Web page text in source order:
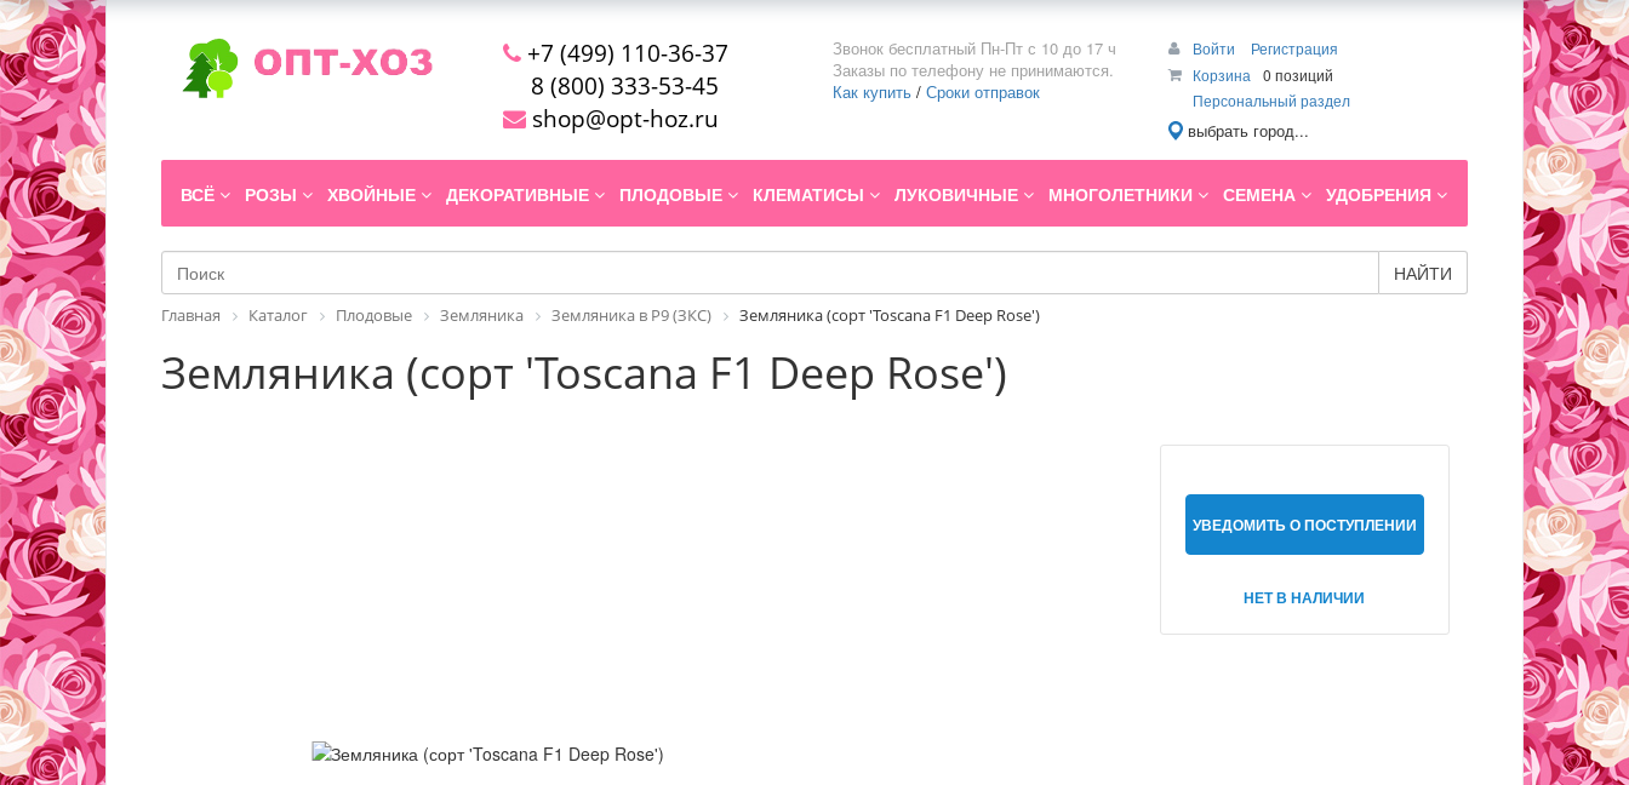
+7 (499) 110-36-37
8 (800) 333-53-45
shop@opt-hoz.ru
Звонок бесплатный Пн-Пт с 10 до 17 ч
Заказы по телефону не принимаются.
Как купить / Сроки отправок
Войти
Регистрация
Корзина
0 позиций
Персональный раздел
выбрать город...
ВСЁ РОЗЫ ХВОЙНЫЕ ДЕКОРАТИВНЫЕ ПЛОДОВЫЕ КЛЕМАТИСЫ ЛУКОВИЧНЫЕ МНОГОЛЕТНИКИ СЕМЕНА УДОБРЕНИЯ
НАЙТИ
Главная Каталог Плодовые Земляника Земляника в P9 (ЗКС) Земляника (сорт 'Toscana F1 Deep Rose')
Земляника (сорт 'Toscana F1 Deep Rose')
УВЕДОМИТЬ О ПОСТУПЛЕНИИ
НЕТ В НАЛИЧИИ